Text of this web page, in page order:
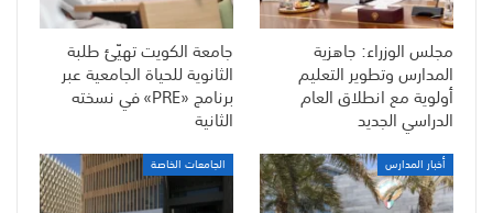
مجلس الوزراء: جاهزية
المدارس وتطوير التعليم
أولوية مع انطلاق العام
الدراسي الجديد
جامعة الكويت تهيّئ طلبة
الثانوية للحياة الجامعية عبر
برنامج «PRE» في نسخته
الثانية
أخبار المدارس الجامعات الخاصة